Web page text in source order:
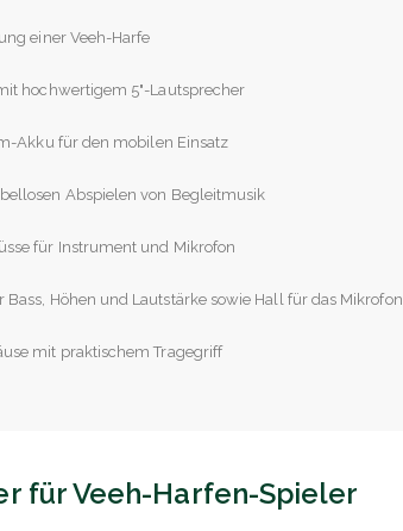
einer Veeh-Harfe
hochwertigem 5"-Lautsprecher
Akku für den mobilen Einsatz
Abspielen von Begleitmusik
für Instrument und Mikrofon
Höhen und Lautstärke sowie Hall für das Mikrofon
mit praktischem Tragegriff
für Veeh-Harfen-Spieler